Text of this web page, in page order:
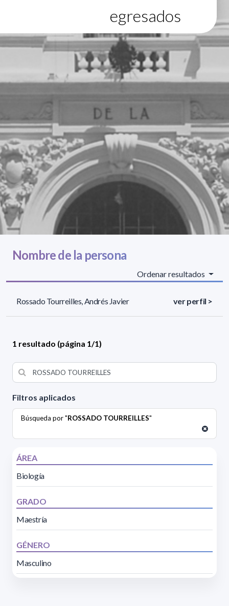
egresados
Filtros aplicados
Búsqueda por "ROSSADO TOURREILLES"
ÁREA
Biología
GRADO
Maestría
GÉNERO
Masculino
Nombre de la persona
Ordenar resultados
Rossado Tourreilles, Andrés Javier ver perfil >
1 resultado (página 1/1)